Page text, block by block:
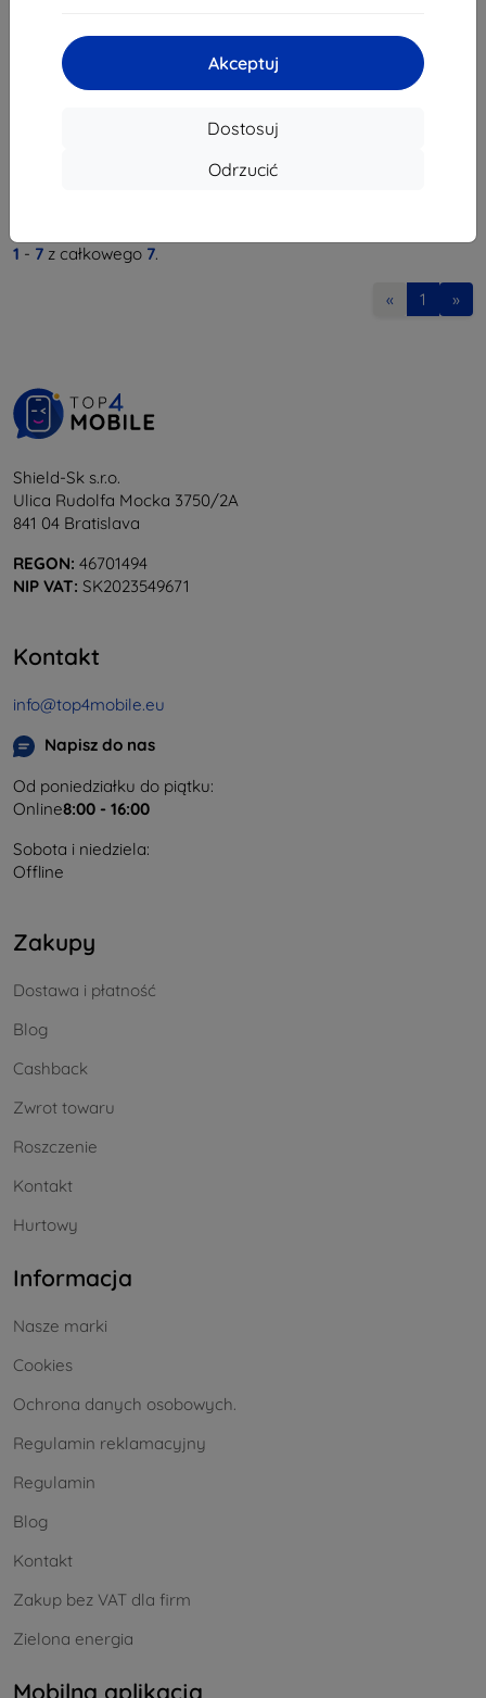
Akceptuj
Dostosuj
Odrzucić
Journey 2025
131,31 zł
1 - 7 z całkowego 7.
« 1 »
Shield-Sk s.r.o.
Ulica Rudolfa Mocka 3750/2A
841 04 Bratislava
REGON: 46701494
NIP VAT: SK2023549671
Kontakt
info@top4mobile.eu
Napisz do nas
Od poniedziałku do piątku:
Online8:00 - 16:00
Sobota i niedziela:
Offline
Zakupy
Dostawa i płatność
Blog
Cashback
Zwrot towaru
Roszczenie
Kontakt
Hurtowy
Informacja
Nasze marki
Cookies
Ochrona danych osobowych.
Regulamin reklamacyjny
Regulamin
Blog
Kontakt
Zakup bez VAT dla firm
Zielona energia
Mobilna aplikacja